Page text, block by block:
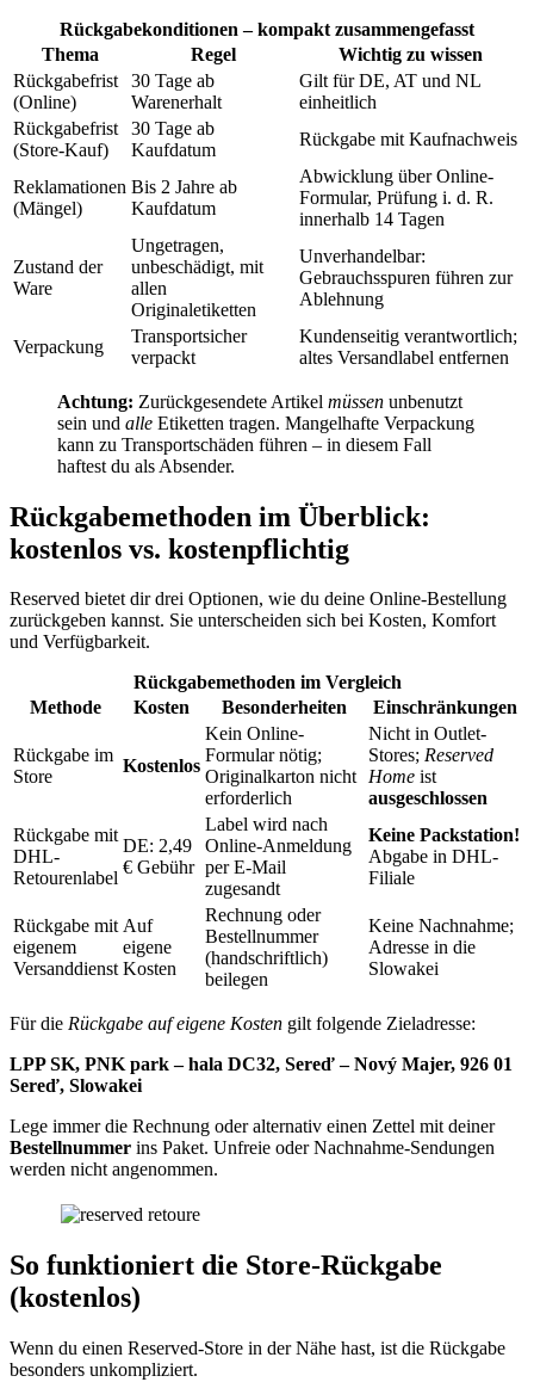
Rückgabekonditionen – kompakt zusammengefasst
Thema
Regel
Wichtig zu wissen
Rückgabefrist
(Online)
30 Tage ab
Warenerhalt
Gilt für DE, AT und NL
einheitlich
Rückgabefrist
(Store-Kauf)
30 Tage ab
Kaufdatum
Rückgabe mit Kaufnachweis
Reklamationen
(Mängel)
Bis 2 Jahre ab
Kaufdatum
Abwicklung über Online-
Formular, Prüfung i. d. R.
innerhalb 14 Tagen
Zustand der
Ware
Ungetragen,
unbeschädigt, mit
allen
Originaletiketten
Unverhandelbar:
Gebrauchsspuren führen zur
Ablehnung
Verpackung
Transportsicher
verpackt
Kundenseitig verantwortlich;
altes Versandlabel entfernen
Achtung: Zurückgesendete Artikel müssen unbenutzt
sein und alle Etiketten tragen. Mangelhafte Verpackung
kann zu Transportschäden führen – in diesem Fall
haftest du als Absender.
Rückgabemethoden im Überblick:
kostenlos vs. kostenpflichtig
Reserved bietet dir drei Optionen, wie du deine Online-Bestellung
zurückgeben kannst. Sie unterscheiden sich bei Kosten, Komfort
und Verfügbarkeit.
Rückgabemethoden im Vergleich
Methode
Kosten Besonderheiten Einschränkungen
Rückgabe im
Store
Kostenlos
Kein Online-
Formular nötig;
Originalkarton nicht
erforderlich
Nicht in Outlet-
Stores; Reserved
Home ist
ausgeschlossen
Rückgabe mit
DHL-
Retourenlabel
DE: 2,49
€ Gebühr
Label wird nach
Online-Anmeldung
per E-Mail
zugesandt
Keine Packstation!
Abgabe in DHL-
Filiale
Rückgabe mit
eigenem
Versanddienst
Auf
eigene
Kosten
Rechnung oder
Bestellnummer
(handschriftlich)
beilegen
Keine Nachnahme;
Adresse in die
Slowakei
Für die Rückgabe auf eigene Kosten gilt folgende Zieladresse:
LPP SK, PNK park – hala DC32, Sereď – Nový Majer, 926 01
Sereď, Slowakei
Lege immer die Rechnung oder alternativ einen Zettel mit deiner
Bestellnummer ins Paket. Unfreie oder Nachnahme-Sendungen
werden nicht angenommen.
So funktioniert die Store-Rückgabe
(kostenlos)
Wenn du einen Reserved-Store in der Nähe hast, ist die Rückgabe
besonders unkompliziert.